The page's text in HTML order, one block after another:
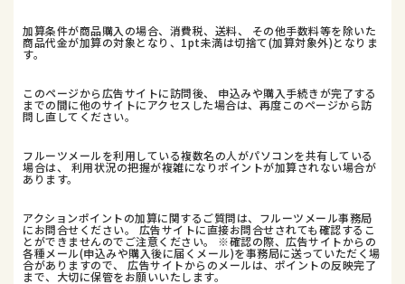
加算条件が商品購入の場合、消費税、送料、 その他手数料等を除いた
商品代金が加算の対象となり、1pt未満は切捨て(加算対象外)となりま
す。
このページから広告サイトに訪問後、 申込みや購入手続きが完了する
までの間に他のサイトにアクセスした場合は、再度このページから訪
問し直してください。
フルーツメールを利用している複数名の人がパソコンを共有している
場合は、 利用状況の把握が複雑になりポイントが加算されない場合が
あります。
アクションポイントの加算に関するご質問は、フルーツメール事務局
にお問合せください。 広告サイトに直接お問合せされても確認するこ
とができませんのでご注意ください。 ※確認の際、広告サイトからの
各種メール(申込みや購入後に届くメール)を事務局に送っていただく場
合がありますので、 広告サイトからのメールは、ポイントの反映完了
まで、大切に保管をお願いいたします。